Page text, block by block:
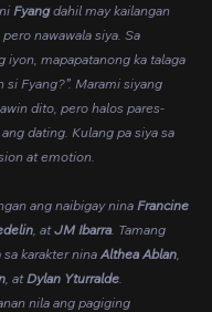
Fyang dahil may kailangan
nawawala siya. Sa
iyon, mapapatanong ka talaga
si Fyang?”. Marami siyang
dito, pero halos pares-
dating. Kulang pa siya sa
at emotion.
ang naibigay nina Francine
, at JM Ibarra. Tamang
karakter nina Althea Ablan,
, at Dylan Yturralde.
nila ang pagiging